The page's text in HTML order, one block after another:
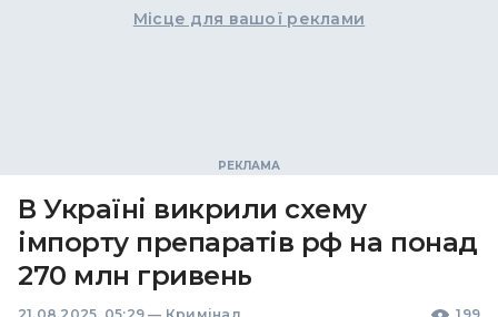
Місце для вашої реклами
В Україні викрили схему
імпорту препаратів рф на понад
270 млн гривень